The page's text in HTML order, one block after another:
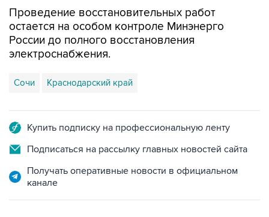
Проведение восстановительных работ
остается на особом контроле Минэнерго
России до полного восстановления
электроснабжения.
Сочи Краснодарский край
Купить подписку на профессиональную ленту
Подписаться на рассылку главных новостей сайта
Получать оперативные новости в официальном
канале